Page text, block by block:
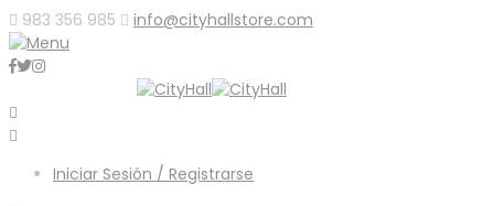
983 356 985 info@cityhallstore.com
Iniciar Sesión / Registrarse